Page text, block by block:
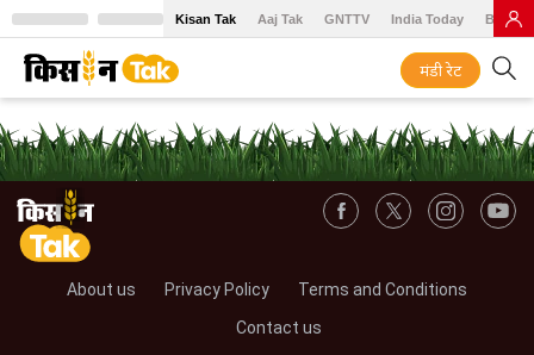
Kisan Tak Aaj Tak GNTTV India Today BT
मंडी रेट
About us Privacy Policy
Terms and Conditions
Contact us